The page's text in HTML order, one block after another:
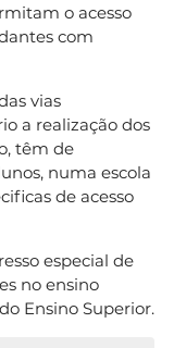
o acesso
com
vias
a realização dos
têm de
numa escola
de acesso
especial de
no ensino
Ensino Superior.